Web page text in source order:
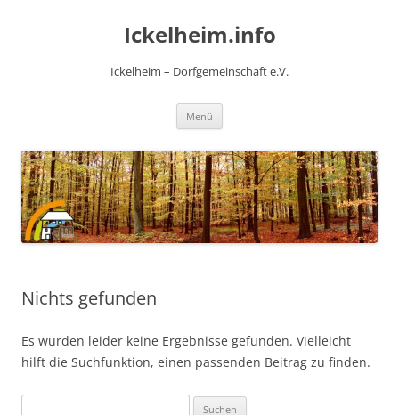
Ickelheim.info
Ickelheim – Dorfgemeinschaft e.V.
Menü
Nichts gefunden
Es wurden leider keine Ergebnisse gefunden. Vielleicht
hilft die Suchfunktion, einen passenden Beitrag zu finden.